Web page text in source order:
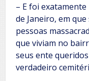
– E foi
de Janeiro, em
pessoas
que viviam no
seus ente
verdadeiro